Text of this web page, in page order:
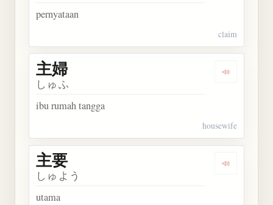
pernyataan
claim
Dengarkan
主婦
しゅふ
ibu rumah tangga
housewife
Dengarkan
主要
しゅよう
utama